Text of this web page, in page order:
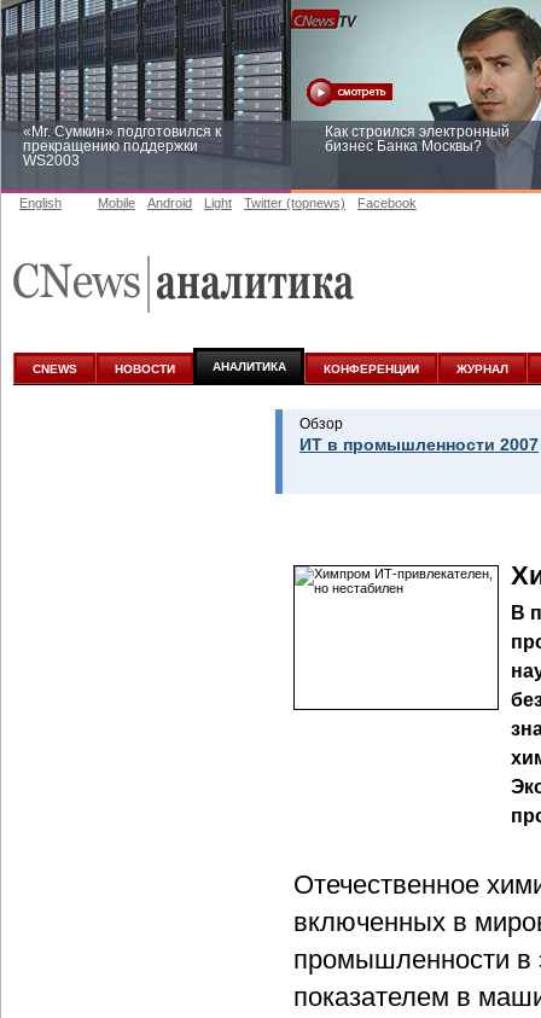
«Mr. Сумкин» подготовился к
прекращению поддержки
WS2003
Как строился электронный
бизнес Банка Москвы?
аналитике
English Mobile Android Light Twitter (topnews) Facebook
CNEWS НОВОСТИ АНАЛИТИКА КОНФЕРЕНЦИИ ЖУРНАЛ
Обзор
ИТ в промышленности 2007
В
Отечественное
включенных в
промышленности в
показателем в